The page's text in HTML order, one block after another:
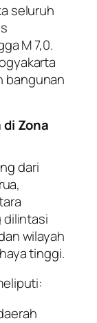
seluruh
M 7,0.
bangunan
di Zona
dari
dilintasi
wilayah
tinggi.